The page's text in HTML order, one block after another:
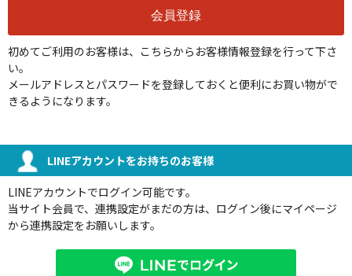
初めてご利用のお客様は、こちらからお客様情報登録を行って下さ
い。
メールアドレスとパスワードを登録しておくと便利にお買い物がで
きるようになります。
LINEアカウントをお持ちのお客様
LINEアカウントでログイン可能です。
当サイト会員で、連携設定がまだの方は、ログイン後にマイページ
から連携設定をお願いします。